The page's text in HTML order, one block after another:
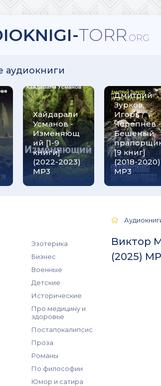
TORR.ORG
аудиокниги
Хайдарали
Усманов -
Изменяющ
ий [1-9
книги]
(2022-2023)
МР3
Дмитрий
Зурков,
Игорь
Черепнёв -
Бешеный
[9 книг]
(2018-2020)
МР3
Эзотерика
Бизнес
Военные
Детские
Исторические
Про медицину и
здоровье
Постапокалипсис
Проза
Романы
По философии
Юмор и сатира
Виктор
(2025)